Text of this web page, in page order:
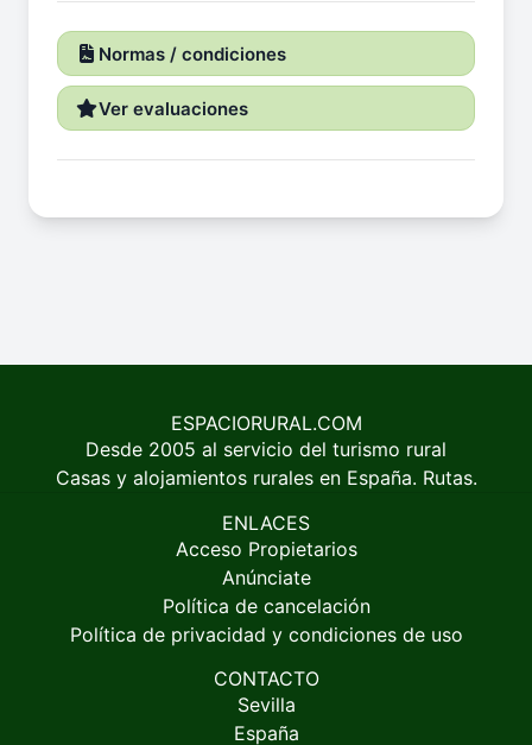
Normas / condiciones
Ver evaluaciones
ESPACIORURAL.COM
Desde 2005 al servicio del turismo rural
Casas y alojamientos rurales en España. Rutas.
ENLACES
Acceso Propietarios
Anúnciate
Política de cancelación
Política de privacidad y condiciones de uso
CONTACTO
Sevilla
España